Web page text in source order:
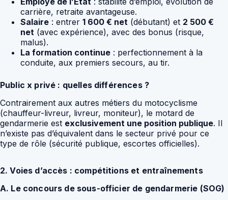
carrière, retraite avantageuse.
Salaire : entrer 1 600 € net (débutant) et 2 500 €
net (avec expérience), avec des bonus (risque,
malus).
La formation continue : perfectionnement à la
conduite, aux premiers secours, au tir.
Public x privé : quelles différences ?
Contrairement aux autres métiers du motocyclisme
(chauffeur-livreur, livreur, moniteur), le motard de
gendarmerie est exclusivement une position publique. Il
n’existe pas d’équivalent dans le secteur privé pour ce
type de rôle (sécurité publique, escortes officielles).
2. Voies d’accès : compétitions et entraînements
A. Le concours de sous-officier de gendarmerie (SOG)